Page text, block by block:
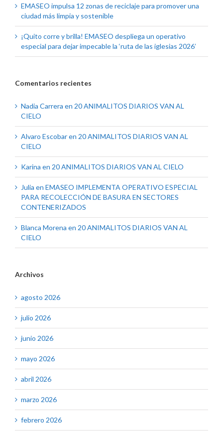
EMASEO impulsa 12 zonas de reciclaje para promover una
ciudad más limpia y sostenible
¡Quito corre y brilla! EMASEO despliega un operativo
especial para dejar impecable la ‘ruta de las iglesias 2026’
Comentarios recientes
Nadia Carrera en 20 ANIMALITOS DIARIOS VAN AL
CIELO
Alvaro Escobaren 20 ANIMALITOS DIARIOS VAN AL
CIELO
Karina en 20 ANIMALITOS DIARIOS VAN AL CIELO
Julia en EMASEO IMPLEMENTA OPERATIVO ESPECIAL
PARA RECOLECCIÓN DE BASURA EN SECTORES
CONTENERIZADOS
Blanca Morena en 20 ANIMALITOS DIARIOS VAN AL
CIELO
Archivos
agosto 2026
julio 2026
junio 2026
mayo 2026
abril 2026
marzo 2026
febrero 2026